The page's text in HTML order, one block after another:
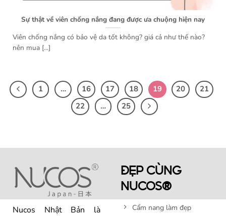
Sự thật về viên chống nắng đang được ưa chuộng hiện nay
Viên chống nắng có bảo vệ da tốt không? giá cả như thế nào?
nên mua [...]
1 … 16 17 18 19 20
21
22
… 25
Nucos Nhật Bản là
ĐẸP CÙNG
NUCOS®
Cẩm nang làm đẹp